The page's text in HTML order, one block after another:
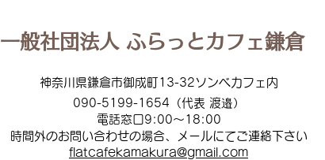
一般社団法人 ふらっとカフェ鎌倉
神奈川県鎌倉市御成町13-32ソンベカフェ内
090-5199-1654（代表 渡邉）
電話窓口 9:00～18:00
時間外のお問い合わせの場合、メールにてご連絡下 さい
flatcafekamakura@gmail.com